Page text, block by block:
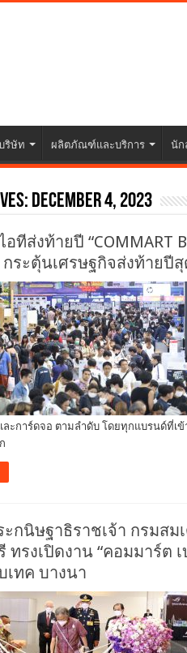
ริษัท ผลิตภัณฑ์และบริการ นัก
December 4, 2023
ทีส่งท้ายปี “COMMART
ระตุ้นเศรษฐกิจส่งท้ายปี
ละการ์ดจอ ตามลำดับ โดยทุกแบรนด์ที่
ะกนิษฐาธิราชเจ้า กรมส
ทรงเปิดงาน “คอมมาร์ต
เทค บางนา